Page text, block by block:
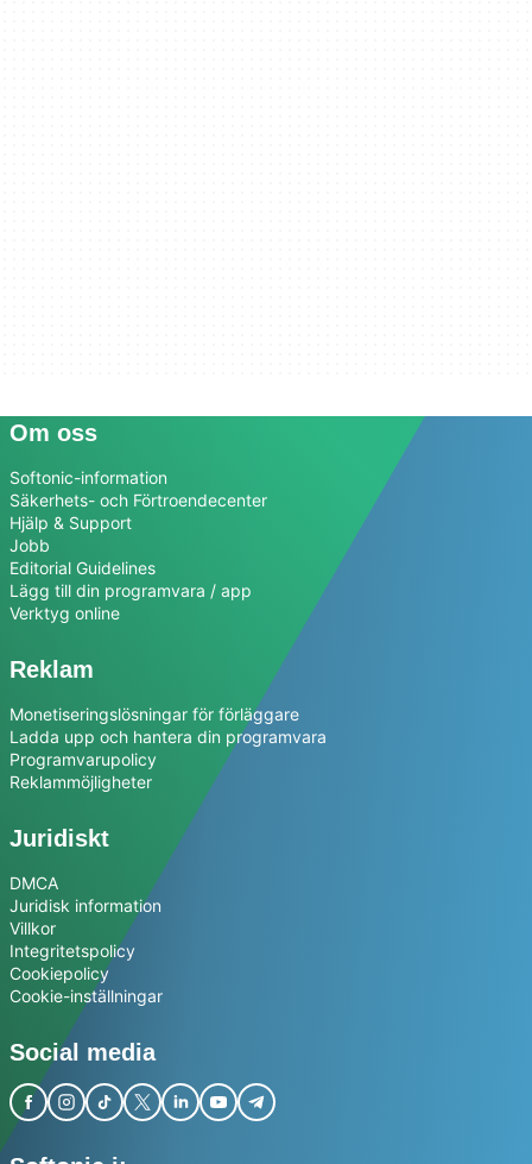
Om oss
Softonic-information
Säkerhets- och Förtroendecenter
Hjälp & Support
Jobb
Editorial Guidelines
Lägg till din programvara / app
Verktyg online
Reklam
Monetiseringslösningar för förläggare
Ladda upp och hantera din programvara
Programvarupolicy
Reklammöjligheter
Juridiskt
DMCA
Juridisk information
Villkor
Integritetspolicy
Cookiepolicy
Cookie-inställningar
Social media